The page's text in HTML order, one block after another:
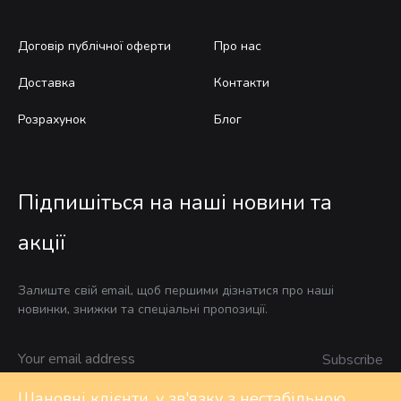
Договір публічної оферти
Доставка
Розрахунок
Про нас
Контакти
Блог
Підпишіться на наші новини та
акції
Залиште свій email, щоб першими дізнатися про наші
новинки, знижки та спеціальні пропозиції.